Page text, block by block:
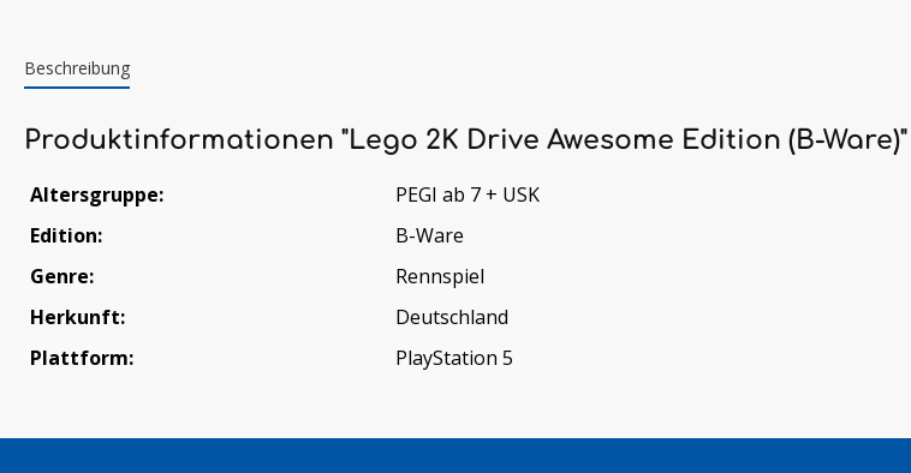
Beschreibung
Produktinformationen "Lego 2K Drive Awesome Edition (B-Ware)"
Altersgruppe:
PEGI ab 7 + USK
Edition:
B-Ware
Genre:
Rennspiel
Herkunft:
Deutschland
Plattform:
PlayStation 5